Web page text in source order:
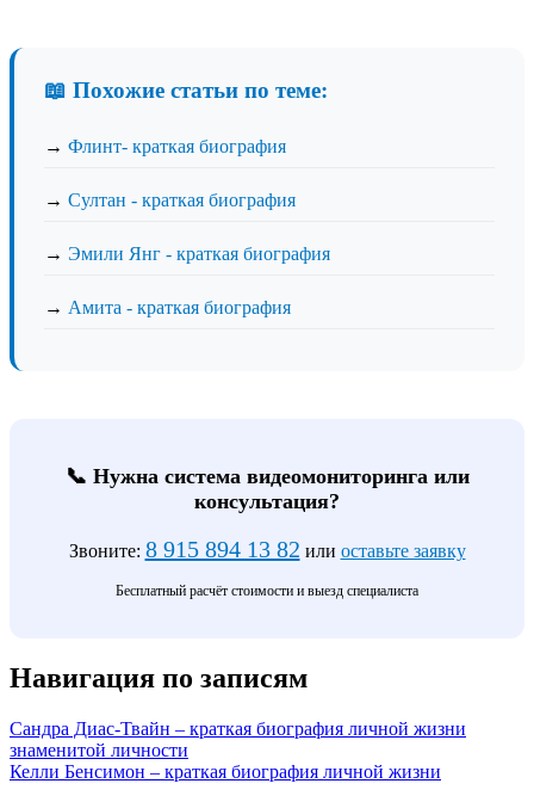
📖 Похожие статьи по теме:
→ Флинт- краткая биография
→ Султан - краткая биография
→ Эмили Янг - краткая биография
→ Амита - краткая биография
📞 Нужна система видеомониторинга или
консультация?
Звоните: 8 915 894 13 82 или оставьте заявку
Бесплатный расчёт стоимости и выезд специалиста
Навигация по записям
Сандра Диас-Твайн – краткая биография личной жизни
знаменитой личности
Келли Бенсимон – краткая биография личной жизни